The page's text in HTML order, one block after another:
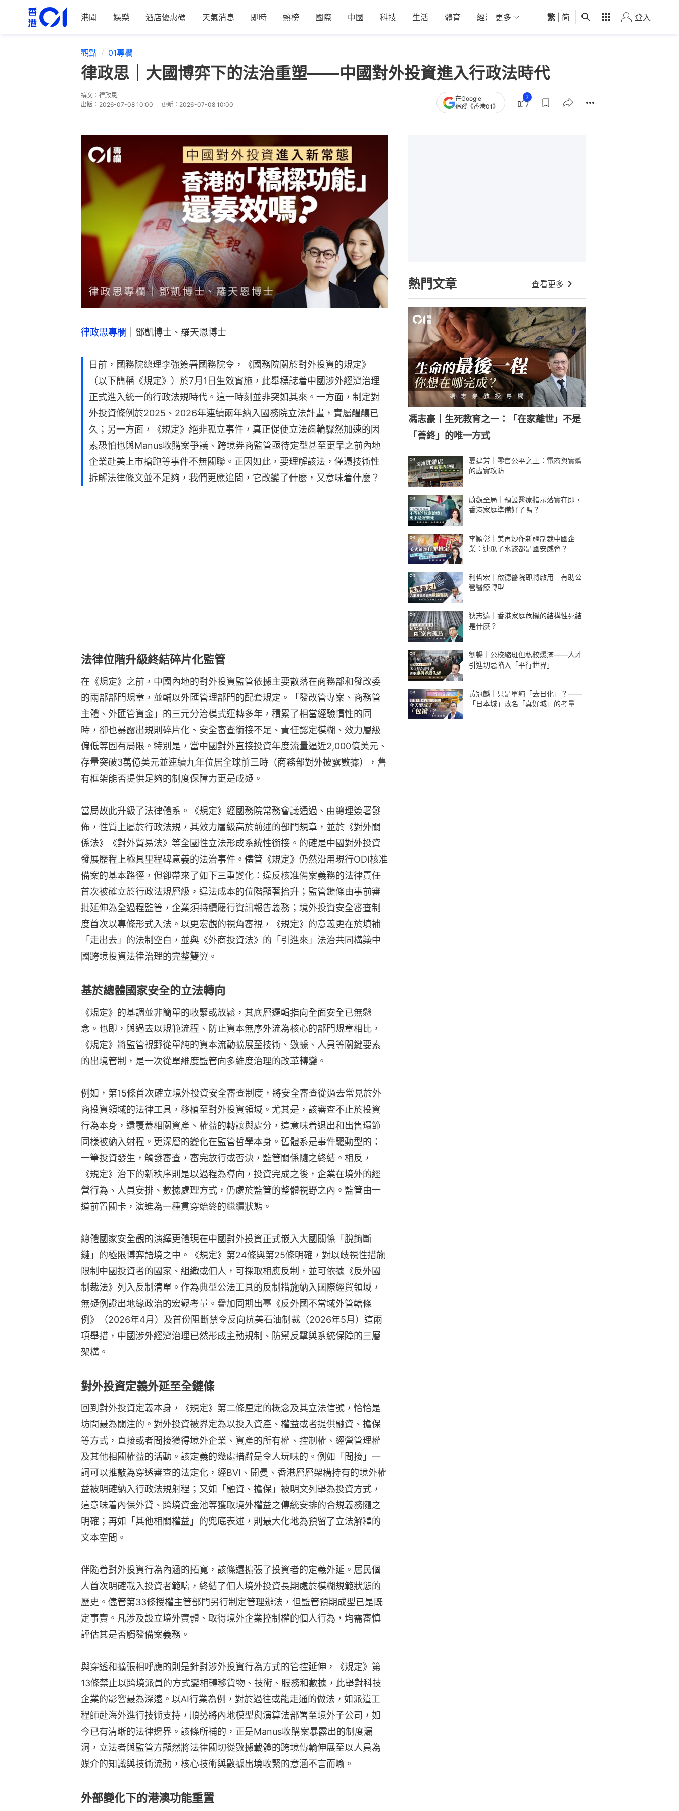
港聞 娛樂 酒店優惠碼 天氣消息 即時 熱榜 國際 中國 科技 生活 體育 經濟 01深圳 觀點 健康 好食玩飛
更多 繁 简 登入
觀點 01專欄
律政思｜大國博弈下的法治重塑——中國對外投資進入行政法時代
撰文： 律政思
出版： 2026-07-08 10:00 更新： 2026-07-08 10:00
在Google
追蹤《香港01》
7
律政思專欄 ｜鄧凱博士、羅天恩博士
日前，國務院總理李強簽署國務院令，《國務院關於對外投資的規定》
（以下簡稱《規定》）於7月1日生效實施，此舉標誌着中國涉外經濟治理
正式進入統一的行政法規時代。這一時刻並非突如其來。一方面，制定對
外投資條例於2025、2026年連續兩年納入國務院立法計畫，實屬醞釀已
久；另一方面，《規定》絕非孤立事件，真正促使立法齒輪驟然加速的因
素恐怕也與Manus收購案爭議、跨境券商監管亟待定型甚至更早之前內地
企業赴美上市搶跑等事件不無關聯。正因如此，要理解該法，僅憑技術性
拆解法律條文並不足夠，我們更應追問，它改變了什麼，又意味着什麼？
法律位階升級終結碎片化監管
在《規定》之前，中國內地的對外投資監管依據主要散落在商務部和發改委
的兩部部門規章，並輔以外匯管理部門的配套規定。「發改管專案、商務管
主體、外匯管資金」的三元分治模式運轉多年，積累了相當經驗慣性的同
時，卻也暴露出規則碎片化、安全審查銜接不足、責任認定模糊、效力層級
偏低等固有局限。特別是，當中國對外直接投資年度流量逼近2,000億美元、
存量突破3萬億美元並連續九年位居全球前三時（商務部對外披露數據），舊
有框架能否提供足夠的制度保障力更是成疑。
當局故此升級了法律體系。《規定》經國務院常務會議通過、由總理簽署發
佈，性質上屬於行政法規，其效力層級高於前述的部門規章，並於《對外關
係法》《對外貿易法》等全國性立法形成系統性銜接。的確是中國對外投資
發展歷程上極具里程碑意義的法治事件。儘管《規定》仍然沿用現行ODI核准
備案的基本路徑，但卻帶來了如下三重變化：違反核准備案義務的法律責任
首次被確立於行政法規層級，違法成本的位階顯著抬升；監管鏈條由事前審
批延伸為全過程監管，企業須持續履行資訊報告義務；境外投資安全審查制
度首次以專條形式入法。以更宏觀的視角審視，《規定》的意義更在於填補
「走出去」的法制空白，並與《外商投資法》的「引進來」法治共同構築中
國跨境投資法律治理的完整雙翼。
基於總體國家安全的立法轉向
《規定》的基調並非簡單的收緊或放鬆，其底層邏輯指向全面安全已無懸
念。也即，與過去以規範流程、防止資本無序外流為核心的部門規章相比，
《規定》將監管視野從單純的資本流動擴展至技術、數據、人員等關鍵要素
的出境管制，是一次從單維度監管向多維度治理的改革轉變。
例如，第15條首次確立境外投資安全審查制度，將安全審查從過去常見於外
商投資領域的法律工具，移植至對外投資領域。尤其是，該審查不止於投資
行為本身，還覆蓋相關資產、權益的轉讓與處分，這意味着退出和出售環節
同樣被納入射程。更深層的變化在監管哲學本身。舊體系是事件驅動型的：
一筆投資發生，觸發審查，審完放行或否決，監管關係隨之終結。相反，
《規定》治下的新秩序則是以過程為導向，投資完成之後，企業在境外的經
營行為、人員安排、數據處理方式，仍處於監管的整體視野之內。監管由一
道前置關卡，演進為一種貫穿始終的繼續狀態。
總體國家安全觀的演繹更體現在中國對外投資正式嵌入大國關係「脫鉤斷
鏈」的極限博弈語境之中。《規定》第24條與第25條明確，對以歧視性措施
限制中國投資者的國家、組織或個人，可採取相應反制，並可依據《反外國
制裁法》列入反制清單。作為典型公法工具的反制措施納入國際經貿領域，
無疑例證出地緣政治的宏觀考量。疊加同期出臺《反外國不當域外管轄條
例》（2026年4月）及首份阻斷禁令反向抗美石油制裁（2026年5月）這兩
項舉措，中國涉外經濟治理已然形成主動規制、防禦反擊與系統保障的三層
架構。
對外投資定義外延至全鏈條
回到對外投資定義本身，《規定》第二條厘定的概念及其立法信號，恰恰是
坊間最為關注的。對外投資被界定為以投入資產、權益或者提供融資、擔保
等方式，直接或者間接獲得境外企業、資產的所有權、控制權、經營管理權
及其他相關權益的活動。該定義的幾處措辭是令人玩味的。例如「間接」一
詞可以推敲為穿透審查的法定化，經BVI、開曼、香港層層架構持有的境外權
益被明確納入行政法規射程；又如「融資、擔保」被明文列舉為投資方式，
這意味着內保外貸、跨境資金池等獲取境外權益之傳統安排的合規義務隨之
明確；再如「其他相關權益」的兜底表述，則最大化地為預留了立法解釋的
文本空間。
伴隨着對外投資行為內涵的拓寬，該條還擴張了投資者的定義外延。居民個
人首次明確載入投資者範疇，終結了個人境外投資長期處於模糊規範狀態的
歷史。儘管第33條授權主管部門另行制定管理辦法，但監管預期成型已是既
定事實。凡涉及設立境外實體、取得境外企業控制權的個人行為，均需審慎
評估其是否觸發備案義務。
與穿透和擴張相呼應的則是針對涉外投資行為方式的管控延伸，《規定》第
13條禁止以跨境派員的方式變相轉移貨物、技術、服務和數據，此舉對科技
企業的影響最為深遠。以AI行業為例，對於過往或能走通的做法，如派遣工
程師赴海外進行技術支持，順勢將內地模型與演算法部署至境外子公司，如
今已有清晰的法律邊界。該條所補的，正是Manus收購案暴露出的制度漏
洞，立法者與監管方顯然將法律關切從數據載體的跨境傳輸伸展至以人員為
媒介的知識與技術流動，核心技術與數據出境收緊的意涵不言而喻。
外部變化下的港澳功能重置
熱門文章 查看更多
馮志豪｜生死教育之一：「在家離世」不是
「善終」的唯一方式
夏建芳｜零售公平之上：電商與實體
的虛實攻防
蔚觀全局｜預設醫療指示落實在即，
香港家庭準備好了嗎？
李頴彰｜美再炒作新疆制裁中國企
業：連瓜子水餃都是國安威脅？
利哲宏｜啟德醫院即將啟用 有助公
營醫療轉型
狄志遠｜香港家庭危機的結構性死結
是什麼？
劉暢｜公校縮班但私校爆滿——人才
引進切忌陷入「平行世界」
黃冠麟｜只是單純「去日化」？——
「日本城」改名「真好城」的考量